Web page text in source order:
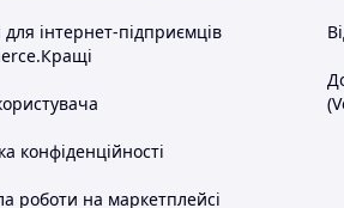
інтернет-підприємців
конфіденційності
роботи на маркетплейсі